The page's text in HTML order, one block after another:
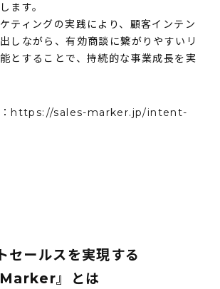
ます。
ティングの実践により、顧客インテン
しながら、有効商談に繋がりやすいリ
とすることで、持続的な事業成長を実
https://sales-marker.jp/intent-
セールスを実現する
』とは